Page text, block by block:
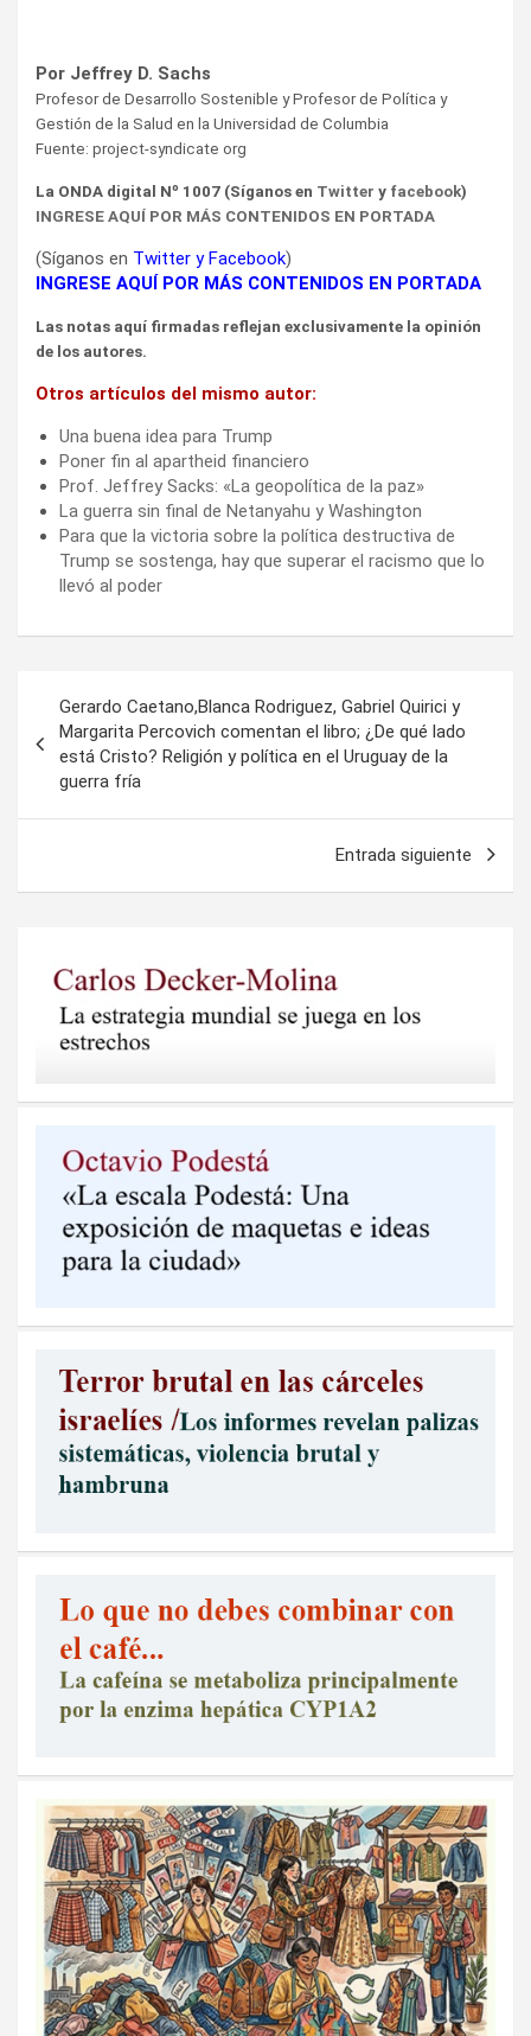
Por Jeffrey D. Sachs
Profesor de Desarrollo Sostenible y Profesor de Política y
Gestión de la Salud en la Universidad de Columbia
Fuente: project-syndicate org
La ONDA digital Nº 1007 (Síganos en Twitter y facebook)
INGRESE AQUÍ POR MÁS CONTENIDOS EN PORTADA
(Síganos en Twitter yFacebook)
INGRESE AQUÍ POR MÁS CONTENIDOS EN PORTADA
Las notas aquí firmadas reflejan exclusivamente la opinión
de los autores.
Otros artículos del mismo autor:
Una buena idea para Trump
Poner fin al apartheid financiero
Prof. Jeffrey Sacks: «La geopolítica de la paz»
La guerra sin final de Netanyahu y Washington
Para que la victoria sobre la política destructiva de
Trump se sostenga, hay que superar el racismo que lo
llevó al poder
entradas
Gerardo Caetano,Blanca Rodriguez, Gabriel Quirici y
Margarita Percovich comentan el libro; ¿De qué lado
está Cristo? Religión y política en el Uruguay de la
guerra fría
Entrada siguiente